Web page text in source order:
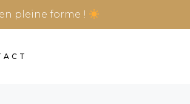
pleine forme !